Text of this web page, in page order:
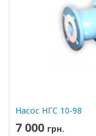
Насос НГС 10-98
7 000 грн.